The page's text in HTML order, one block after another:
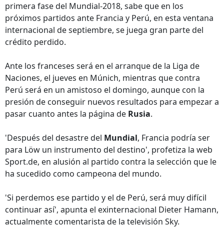
primera fase del Mundial-2018, sabe que en los
próximos partidos ante Francia y Perú, en esta ventana
internacional de septiembre, se juega gran parte del
crédito perdido.
Ante los franceses será en el arranque de la Liga de
Naciones, el jueves en Múnich, mientras que contra
Perú será en un amistoso el domingo, aunque con la
presión de conseguir nuevos resultados para empezar a
pasar cuanto antes la página de Rusia.
'Después del desastre del Mundial, Francia podría ser
para Löw un instrumento del destino', profetiza la web
Sport.de, en alusión al partido contra la selección que le
ha sucedido como campeona del mundo.
'Si perdemos ese partido y el de Perú, será muy difícil
continuar así', apunta el exinternacional Dieter Hamann,
actualmente comentarista de la televisión Sky.